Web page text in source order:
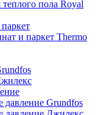
пола Royal
и паркет Thermo
Grundfos